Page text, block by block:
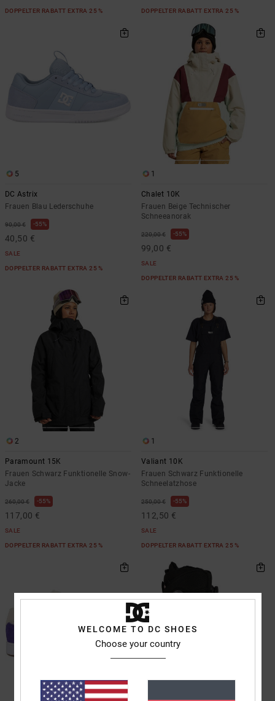
DOPPELTER RABATT EXTRA 25 % DOPPELTER RABATT EXTRA 25 %
5
DC Astrix
Frauen Blau Lederschuhe
90,00 € 55%
40,50 €
SALE
DOPPELTER RABATT EXTRA 25 %
1
Chalet 10K
Frauen Beige Technischer
Schneeanorak
220,00 € 55%
99,00 €
SALE
DOPPELTER RABATT EXTRA 25 %
2
Paramount 15K
Frauen Schwarz Funktionelle Snow-
Jacke
260,00 € 55%
117,00 €
SALE
DOPPELTER RABATT EXTRA 25 %
1
Valiant 10K
Frauen Schwarz Funktionelle
Schneelatzhose
250,00 € 55%
112,50 €
SALE
DOPPELTER RABATT EXTRA 25 %
WELCOME TO DC SHOES
Choose your country